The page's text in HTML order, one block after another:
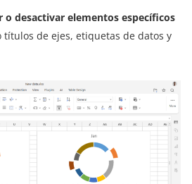
o desactivar elementos específicos
títulos de ejes, etiquetas de datos y